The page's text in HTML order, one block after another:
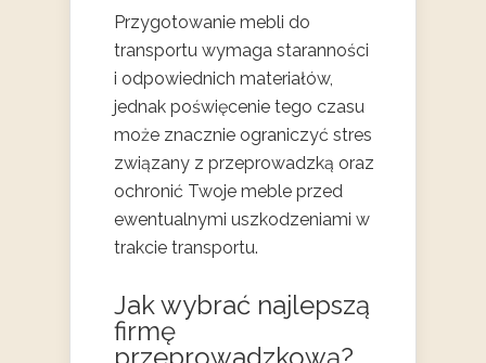
Przygotowanie mebli do
transportu wymaga staranności
i odpowiednich materiałów,
jednak poświęcenie tego czasu
może znacznie ograniczyć stres
związany z przeprowadzką oraz
ochronić Twoje meble przed
ewentualnymi uszkodzeniami w
trakcie transportu.
Jak wybrać najlepszą
firmę